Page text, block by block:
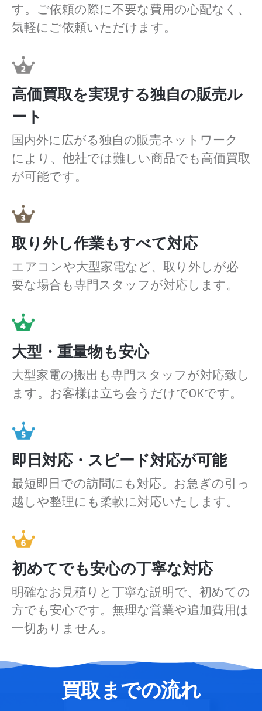
す。ご依頼の際に不要な費用の心配なく、
気軽にご依頼いただけます。
高価買取を実現する独自の販売ル
ート
国内外に広がる独自の販売ネットワーク
により、他社では難しい商品でも高価買取
が可能です。
取り外し作業もすべて対応
エアコンや大型家電など、取り外しが必
要な場合も専門スタッフが対応します。
大型・重量物も安心
大型家電の搬出も専門スタッフが対応致し
ます。お客様は立ち会うだけでOKです。
即日対応・スピード対応が可能
最短即日での訪問にも対応。お急ぎの引っ
越しや整理にも柔軟に対応いたします。
初めてでも安心の丁寧な対応
明確なお見積りと丁寧な説明で、初めての
方でも安心です。無理な営業や追加費用は
一切ありません。
買取までの流れ